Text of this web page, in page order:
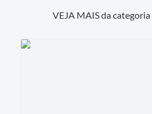
VEJA MAIS da categoria